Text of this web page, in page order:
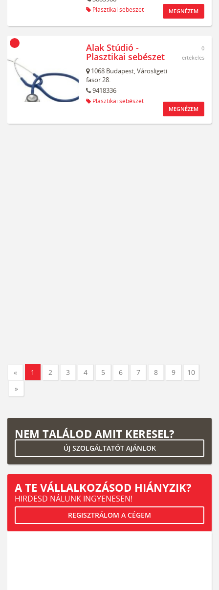
Plasztikai sebészet MEGNÉZEM
Alak Stúdió -
Plasztikai sebészet
1068 Budapest,Városligeti
fasor 28.
9418336
Plasztikai sebészet
0
értékelés
MEGNÉZEM
« 1 2 3 4 5 6 7 8 9
10
»
NEM TALÁLOD AMIT KERESEL?
ÚJ SZOLGÁLTATÓT AJÁNLOK
A TE VÁLLALKOZÁSOD HIÁNYZIK?
HIRDESD NÁLUNK INGYENESEN!
REGISZTRÁLOM A CÉGEM